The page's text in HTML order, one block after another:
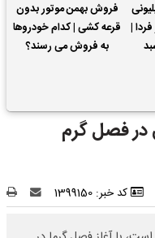
|
فروش بهمن موتور بدون
قرعه کشی | کدام خودروها
به فروش می رسند؟
فصل گرم
کد خبر: 1399150